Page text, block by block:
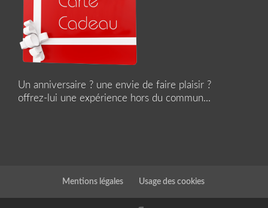
Un anniversaire ? une envie de faire plaisir ?
offrez-lui une expérience hors du commun...
Mentions légales Usage des cookies